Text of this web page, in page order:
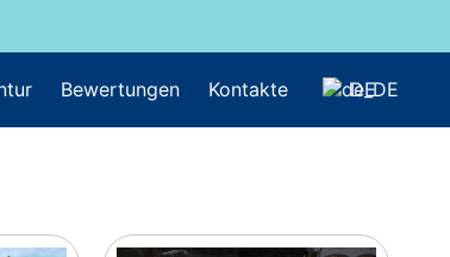
Bewertungen Kontakte DE